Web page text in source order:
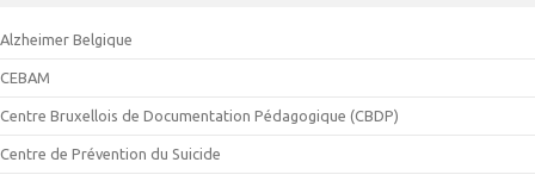
Alzheimer Belgique
CEBAM
Centre Bruxellois de Documentation Pédagogique (CBDP)
Centre de Prévention du Suicide